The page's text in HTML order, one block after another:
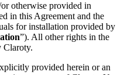
otherwise provided in
in this Agreement and the
for installation provided by
”). All other rights in the
Claroty.
provided herein or an